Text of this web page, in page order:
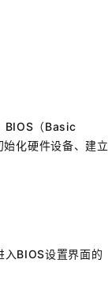
BIOS（Basic
化硬件设备、建立
入BIOS设置界面的